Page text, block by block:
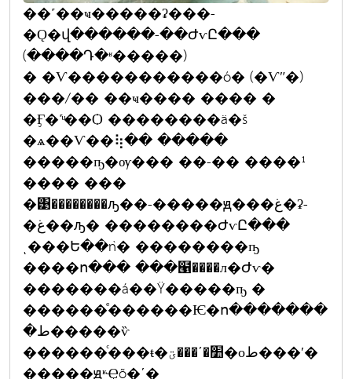
��˹��ҹ�����ʡ���-
�Ǫ�վ������-��ԺѵԸ���
(����Դ�ʶ�����)
� �Ѵ�����������ó� (�Ѵʺ�)
���/�� ��ҹ���� ���� �
�Ӻ�˹ͧ��Ѻ ��������ä�š
�ѧ��Ѵ��⢷�� �����
�����ҧ�ѹ��� ��-�� ����¹
���� ���
�͹��������ԡ��-�����ԭ���غ�ʡ-
�غ��ԡ� ��������ԺѵԸ���
ͺ���Ե��ǹ� ��������ҧ
����ո��� ���๡����л�Ժѵ�
�������á��Ÿ�����ҧ �
������ͤ������Ѥ�ո�������
�ط�����ѷ
������ͨ���ŧ�׺�ʹ���ؾ�оط���ʹ�